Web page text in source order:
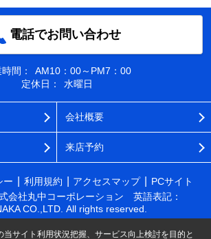
電話でお問い合わせ
間：
AM10：00～PM7：00
定休日：
水曜日
会社概要
来店予約
ー 利用規約 アクセスマップ
PCサイト
会社丸中コーポレーション 英語表記：
CO.,LTD. All rights reserved.
当サイト利用状況把握、サービス向上検討を目的と